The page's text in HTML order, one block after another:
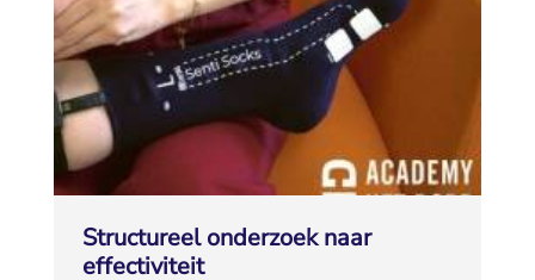
Structureel onderzoek naar
effectiviteit